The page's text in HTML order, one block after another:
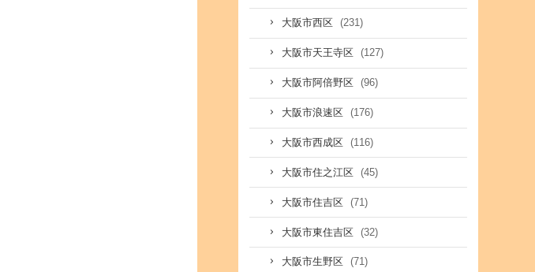
大阪市西区 (231)
大阪市天王寺区 (127)
大阪市阿倍野区 (96)
大阪市浪速区 (176)
大阪市西成区 (116)
大阪市住之江区 (45)
大阪市住吉区 (71)
大阪市東住吉区 (32)
大阪市生野区 (71)